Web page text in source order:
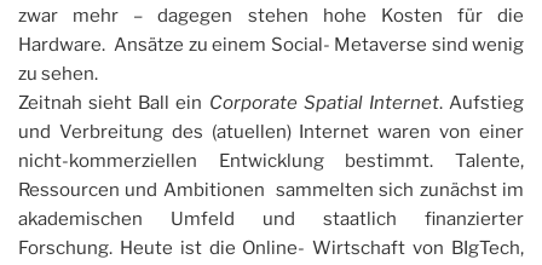
zwar mehr – dagegen stehen hohe Kosten für die
Hardware. Ansätze zu einem Social- Metaverse sind wenig
zu sehen.
Zeitnah sieht Ball ein Corporate Spatial Internet. Aufstieg
und Verbreitung des (atuellen) Internet waren von einer
nicht-kommerziellen Entwicklung bestimmt. Talente,
Ressourcen und Ambitionen sammelten sich zunächst im
akademischen Umfeld und staatlich finanzierter
Forschung. Heute ist die Online- Wirtschaft von BIgTech,